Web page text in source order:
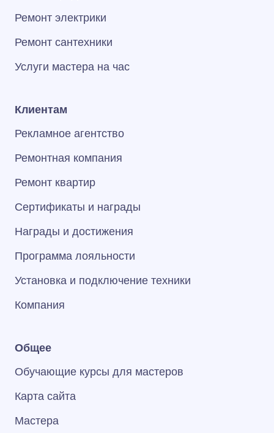
Ремонт электрики
Ремонт сантехники
Услуги мастера на час
Клиентам
Рекламное агентство
Ремонтная компания
Ремонт квартир
Сертификаты и награды
Награды и достижения
Программа лояльности
Установка и подключение техники
Компания
Общее
Обучающие курсы для мастеров
Карта сайта
Мастера